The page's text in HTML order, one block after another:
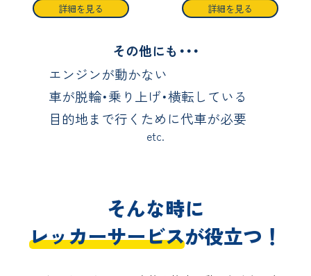
詳細を見る 詳細を見る
その他にも・・・
エンジンが動かない
車が脱輪・乗り上げ・横転している
目的地まで行くために代車が必要
etc.
そんな時に
レッカーサービスが役立つ！